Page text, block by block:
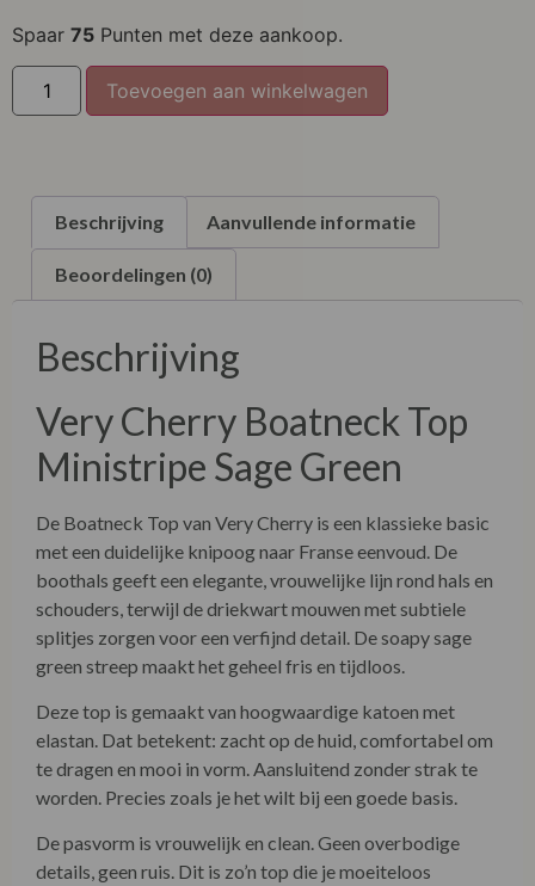
XXL
Spaar 75 Punten met deze aankoop.
Toevoegen aan winkelwagen
Beschrijving Aanvullende informatie
Beoordelingen (0)
Beschrijving
Very Cherry Boatneck Top
Ministripe Sage Green
De Boatneck Top van Very Cherry is een klassieke basic
met een duidelijke knipoog naar Franse eenvoud. De
boothals geeft een elegante, vrouwelijke lijn rond hals en
schouders, terwijl de driekwart mouwen met subtiele
splitjes zorgen voor een verfijnd detail. De soapy sage
green streep maakt het geheel fris en tijdloos.
Deze top is gemaakt van hoogwaardige katoen met
elastan. Dat betekent: zacht op de huid, comfortabel om
te dragen en mooi in vorm. Aansluitend zonder strak te
worden. Precies zoals je het wilt bij een goede basis.
De pasvorm is vrouwelijk en clean. Geen overbodige
details, geen ruis. Dit is zo’n top die je moeiteloos